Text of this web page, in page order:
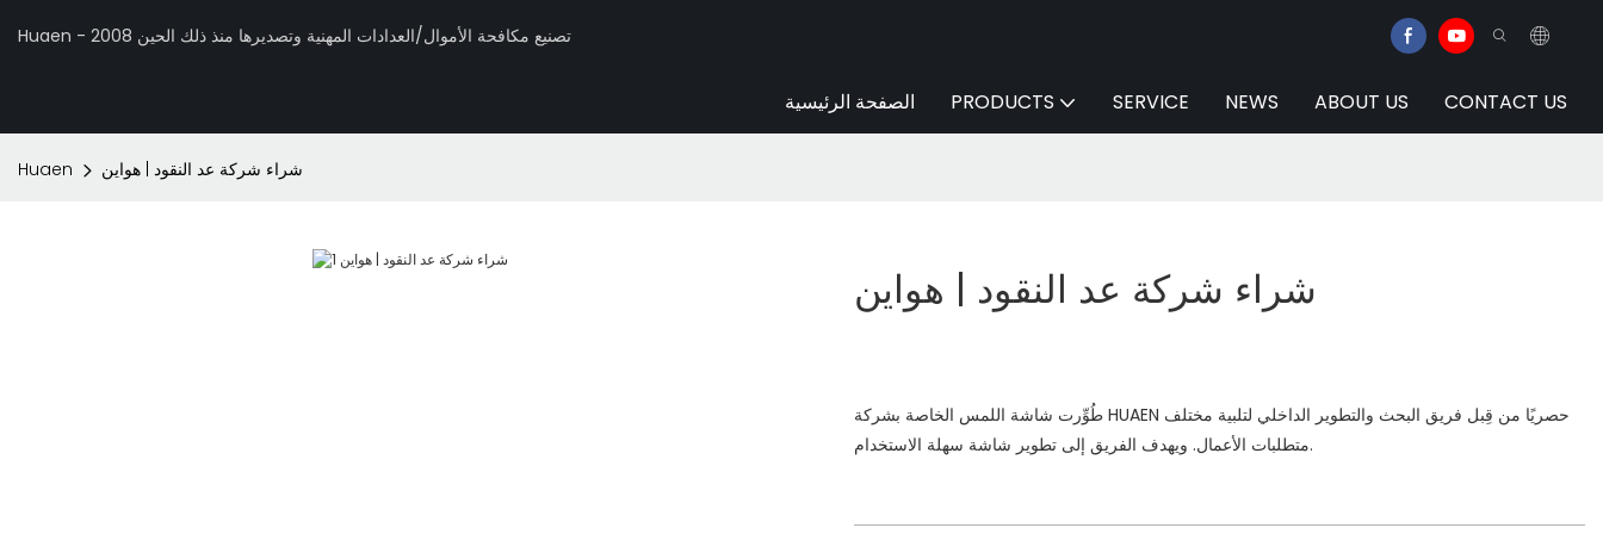
Huaen - تصنيع مكافحة الأموال/العدادات المهنية وتصديرها منذ ذلك الحين 2008
الصفحة الرئيسية PRODUCTS SERVICE NEWS ABOUT US CONTACT US
Huaen شراء شركة عد النقود | هواين
شراء شركة عد النقود | هواين
طُوِّرت شاشة اللمس الخاصة بشركة HUAEN حصريًا من قِبل فريق البحث والتطوير الداخلي لتلبية مختلف
متطلبات الأعمال. ويهدف الفريق إلى تطوير شاشة سهلة الاستخدام.